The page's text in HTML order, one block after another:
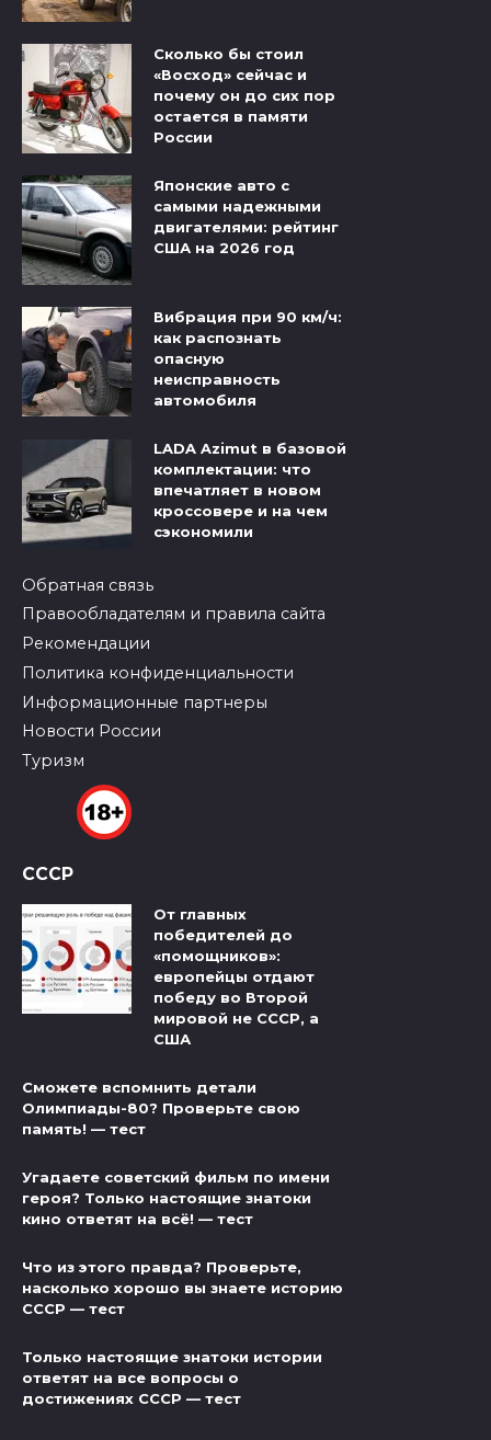
Сколько бы стоил
«Восход» сейчас и
почему он до сих пор
остается в памяти
России
Японские авто с
самыми надежными
двигателями: рейтинг
США на 2026 год
Вибрация при 90 км/ч:
как распознать
опасную
неисправность
автомобиля
LADA Azimut в базовой
комплектации: что
впечатляет в новом
кроссовере и на чем
сэкономили
Обратная связь
Правообладателям и правила сайта
Рекомендации
Политика конфиденциальности
Информационные партнеры
Новости России
Туризм
СССР
От главных
победителей до
«помощников»:
европейцы отдают
победу во Второй
мировой не СССР, а
США
Сможете вспомнить детали
Олимпиады-80? Проверьте свою
память! — тест
Угадаете советский фильм по имени
героя? Только настоящие знатоки
кино ответят на всё! — тест
Что из этого правда? Проверьте,
насколько хорошо вы знаете историю
СССР — тест
Только настоящие знатоки истории
ответят на все вопросы о
достижениях СССР — тест